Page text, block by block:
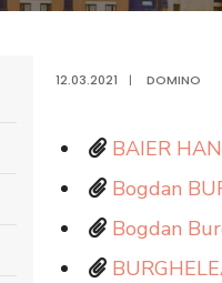
12.03.2021 | DOMINO
BAIER
Bogdan
Bogdan